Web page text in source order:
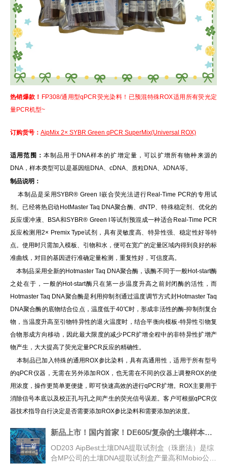
热销爆款！ FP308/通用型qPCR荧光染料！已预混特殊ROX适用所有荧光定
量PCR机型~
订购货号： AipMix 2× SYBR Green qPCR SuperMix(Universal ROX)
适用范围： 本制品用于DNA样本的扩增定量，可以扩增所有物种来源的
DNA，样本类型可以是基因组DNA、cDNA、质粒DNA、λDNA等。
制品说明：
本制品是采用SYBR® Green I嵌合荧光法进行Real-Time PCR的专用试
剂。已经将热启动HotMaster Taq DNA聚合酶、dNTP、特殊稳定剂、优化的
反应缓冲液、BSA和SYBR® Green I等试剂预混成一种适合Real-Time PCR
反应检测用2× Premix Type试剂，具有灵敏度高、特异性强、稳定性好等特
点。使用时只需加入模板、引物和水，便可在宽广的定量区域内得到良好的标
准曲线，对目的基因进行准确定量检测，重复性好，可信度高。
本制品采用全新的Hotmaster Taq DNA聚合酶，该酶不同于一般Hot-start酶
之处在于，一般的Hot-start酶只在第一步温度升高之前封闭酶的活性，而
Hotmaster Taq DNA聚合酶是利用抑制剂通过温度调节方式封Hotmaster Taq
DNA聚合酶的底物结合位点，温度低于40℃时，形成非活性的酶-抑制剂复合
物，当温度升高至引物特异性的退火温度时，结合平衡向模板-特异性引物复
合物形成方向移动，因此最大限度的减少PCR扩增全程中的非特异性扩增产
物产生，大大提高了荧光定量PCR反应的精确性。
本制品已加入特殊的通用ROX参比染料，具有高通用性，适用于所有型号
的qPCR仪器，无需在另外添加ROX，也无需在不同的仪器上调整ROX的使
用浓度，操作更简单更便捷，即可快速高效的进行qPCR扩增。ROX主要用于
消除信号本底以及校正孔与孔之间产生的荧光信号误差。客户可根据qPCR仪
器技术指导自行决定是否需要添加ROX参比染料和需要添加的浓度。
上一篇
新品上市！国内首家！DE605/复杂的土壤样本DNA提取神器~
OD203 AipBest土壤DNA提取试剂盒（珠磨法）是综
合MP公司的土壤DNA提取试剂盒产量高和Mobio公司